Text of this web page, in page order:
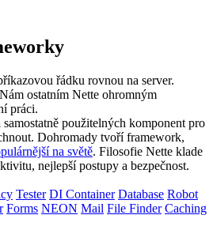
řádku rovnou na server.
ostatním Nette ohromným
práci.
použitelných komponent pro
Dohromady tvoří framework,
na světě. Filosofie Nette klade
nejlepší postupy a bezpečnost.
Tester DI Container Database Robot
Forms NEON Mail File Finder Caching